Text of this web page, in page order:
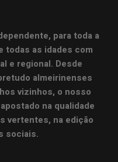
para toda a
todas as idades com
e regional. Desde
almeirinenses
vizinhos, o nosso
na qualidade
vertentes, na edição
sociais.